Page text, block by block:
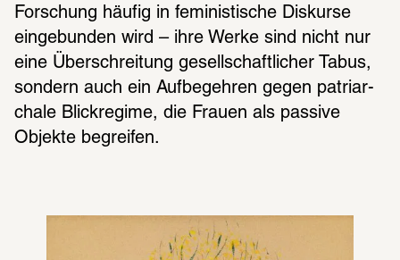
Forschung häufig in femi­nis­ti­sche Diskurse
einge­bun­den wird – ihre Werke sind nicht nur
eine Über­schrei­tung gesell­schaft­li­cher Tabus,
sondern auch ein Aufbe­geh­ren gegen patri­ar­
chale Blick­re­gime, die Frauen als passive
Objekte begrei­fen.